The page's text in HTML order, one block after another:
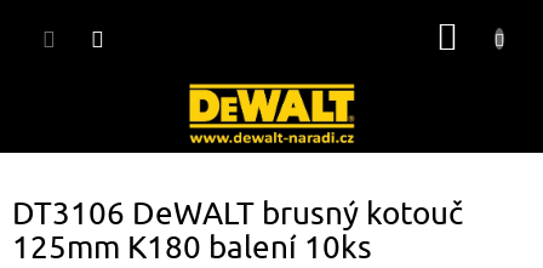
DT3106 DeWALT brusný kotouč
125mm K180 balení 10ks